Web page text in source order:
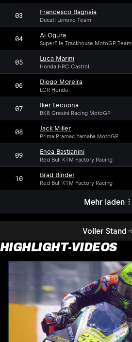
Voller Stand
03 Francesco Bagnaia
Ducati Lenovo Team
04 Ai Ogura
SuperFile Trackhouse MotoGP Team
05 Luca Marini
Honda HRC Castrol
06 Diogo Moreira
LCR Honda
07 Iker Lecuona
BK8 Gresini Racing MotoGP
08 Jack Miller
Prima Pramac Yamaha MotoGP
09 Enea Bastianini
Red Bull KTM Factory Racing
10 Brad Binder
Red Bull KTM Factory Racing
Mehr laden
HIGHLIGHT-VIDEOS